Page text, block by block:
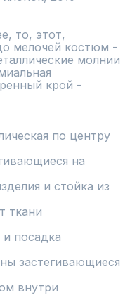
то, этот,
мелочей костюм -
молнии
крой -